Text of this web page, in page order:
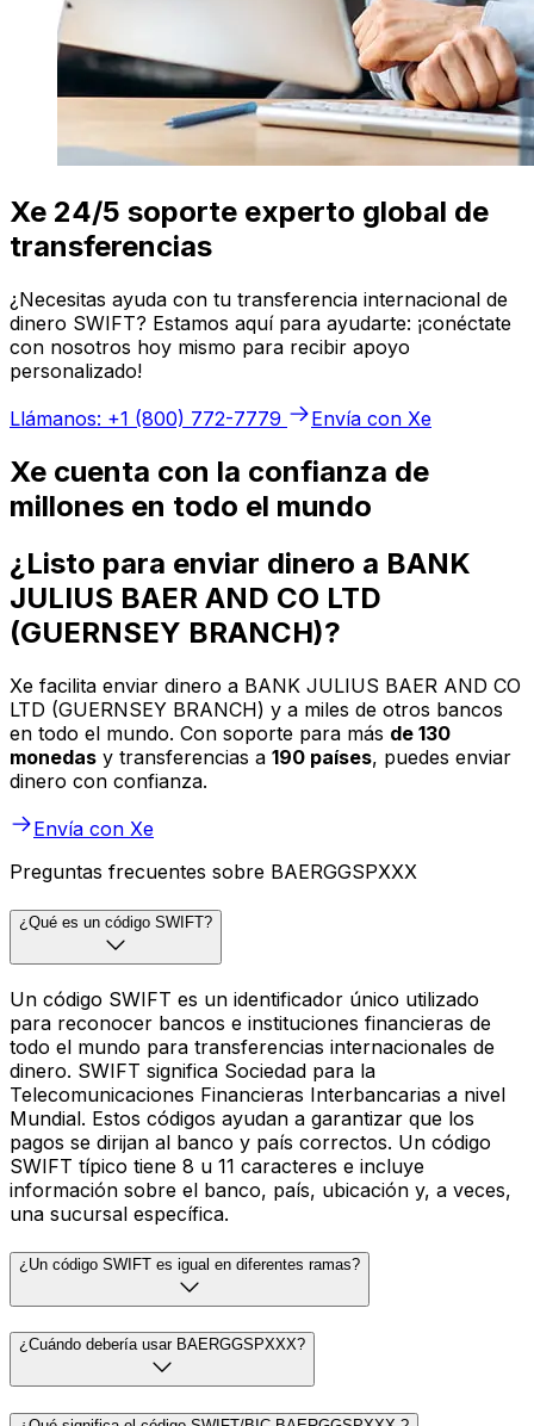
Xe 24/5 soporte experto global de
transferencias
¿Necesitas ayuda con tu transferencia internacional de
dinero SWIFT? Estamos aquí para ayudarte: ¡conéctate
con nosotros hoy mismo para recibir apoyo
personalizado!
Llámanos: +1 (800) 772-7779
Envía con Xe
Xe cuenta con la confianza de
millones en todo el mundo
¿Listo para enviar dinero a BANK
JULIUS BAER AND CO LTD
(GUERNSEY BRANCH)?
Xe facilita enviar dinero a BANK JULIUS BAER AND CO
LTD (GUERNSEY BRANCH) y a miles de otros bancos
en todo el mundo. Con soporte para más de 130
monedas y transferencias a 190 países, puedes enviar
dinero con confianza.
Envía con Xe
Preguntas frecuentes sobre BAERGGSPXXX
¿Qué es un código SWIFT?
Un código SWIFT es un identificador único utilizado
para reconocer bancos e instituciones financieras de
todo el mundo para transferencias internacionales de
dinero. SWIFT significa Sociedad para la
Telecomunicaciones Financieras Interbancarias a nivel
Mundial. Estos códigos ayudan a garantizar que los
pagos se dirijan al banco y país correctos. Un código
SWIFT típico tiene 8 u 11 caracteres e incluye
información sobre el banco, país, ubicación y, a veces,
una sucursal específica.
¿Un código SWIFT es igual en diferentes ramas?
¿Cuándo debería usar BAERGGSPXXX?